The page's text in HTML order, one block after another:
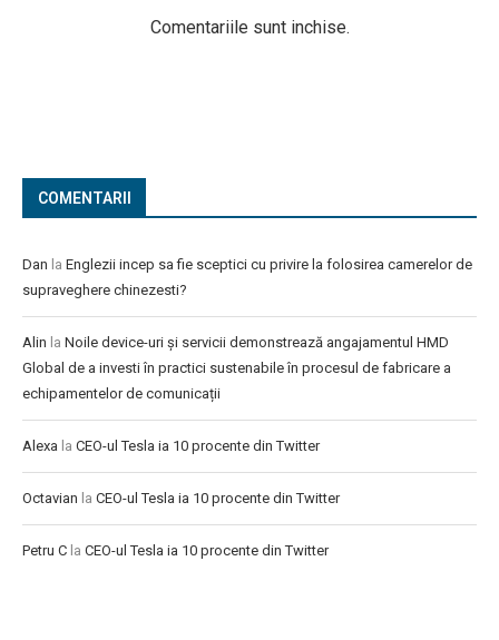
Comentariile sunt inchise.
COMENTARII
Dan la Englezii incep sa fie sceptici cu privire la folosirea camerelor de
supraveghere chinezesti?
Alin la Noile device-uri și servicii demonstrează angajamentul HMD
Global de a investi în practici sustenabile în procesul de fabricare a
echipamentelor de comunicații
Alexa la CEO-ul Tesla ia 10 procente din Twitter
Octavian la CEO-ul Tesla ia 10 procente din Twitter
Petru C la CEO-ul Tesla ia 10 procente din Twitter